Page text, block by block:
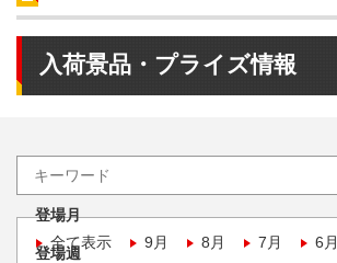
入荷景品・プライズ情報
登場月
全て表示
9月 8月 7月 6月
登場週